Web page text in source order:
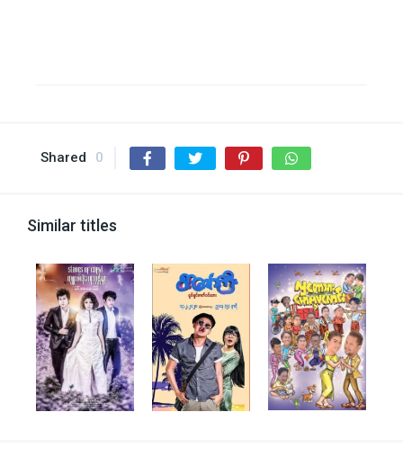
Shared 0
Similar titles